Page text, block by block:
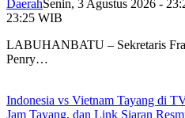
DaerahSenin, 3 Agustus 2026 -
23:25 WIB
LABUHANBATU – Sekretaris
Penry…
Indonesia vs Vietnam Tayang di
Jam Tayang, dan Link Siaran